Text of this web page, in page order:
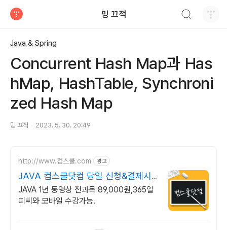
밍 끄적
Java & Spring
Concurrent Hash Map과 Has
hMap, HashTable, Synchroni
zed Hash Map
밍 끄적 2023. 5. 30. 20:49
http://www.컴스쿨.com 광고
JAVA 컴스쿨닷컴 당일 신청&결제시
기프티콘!
JAVA 1년 동영상 전과목 89,000원,365일
피씨와 모바일 수강가능.